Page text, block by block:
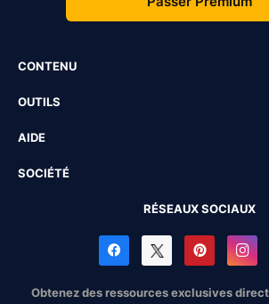
CONTENU
OUTILS
AIDE
SOCIÉTÉ
RÉSEAUX SOCIAUX
Obtenez des ressources exclusives